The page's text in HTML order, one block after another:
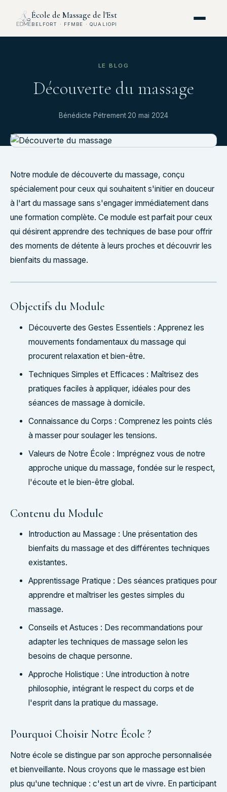
École de Massage de l'Est
BELFORT · FFMBE · QUALIOPI
LE BLOG
Découverte du massage
Bénédicte Pétrement·20 mai 2024
Notre module de découverte du massage, conçu
spécialement pour ceux qui souhaitent s'initier en douceur
à l'art du massage sans s'engager immédiatement dans
une formation complète. Ce module est parfait pour ceux
qui désirent apprendre des techniques de base pour offrir
des moments de détente à leurs proches et découvrir les
bienfaits du massage.
Objectifs du Module
Découverte des Gestes Essentiels : Apprenez les
mouvements fondamentaux du massage qui
procurent relaxation et bien-être.
Techniques Simples et Efficaces : Maîtrisez des
pratiques faciles à appliquer, idéales pour des
séances de massage à domicile.
Connaissance du Corps : Comprenez les points clés
à masser pour soulager les tensions.
Valeurs de Notre École : Imprégnez vous de notre
approche unique du massage, fondée sur le respect,
l'écoute et le bien-être global.
Contenu du Module
Introduction au Massage : Une présentation des
bienfaits du massage et des différentes techniques
existantes.
Apprentissage Pratique : Des séances pratiques pour
apprendre et maîtriser les gestes simples du
massage.
Conseils et Astuces : Des recommandations pour
adapter les techniques de massage selon les
besoins de chaque personne.
Approche Holistique : Une introduction à notre
philosophie, intégrant le respect du corps et de
l'esprit dans la pratique du massage.
Pourquoi Choisir Notre École ?
Notre école se distingue par son approche personnalisée
et bienveillante. Nous croyons que le massage est bien
plus qu'une technique : c'est un art de vivre. En participant